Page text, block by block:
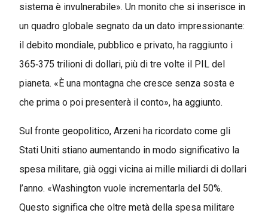
sistema è invulnerabile». Un monito che si inserisce in
un quadro globale segnato da un dato impressionante:
il debito mondiale, pubblico e privato, ha raggiunto i
365‑375 trilioni di dollari, più di tre volte il PIL del
pianeta. «È una montagna che cresce senza sosta e
che prima o poi presenterà il conto», ha aggiunto.
Sul fronte geopolitico, Arzeni ha ricordato come gli
Stati Uniti stiano aumentando in modo significativo la
spesa militare, già oggi vicina ai mille miliardi di dollari
l’anno. «Washington vuole incrementarla del 50%.
Questo significa che oltre metà della spesa militare